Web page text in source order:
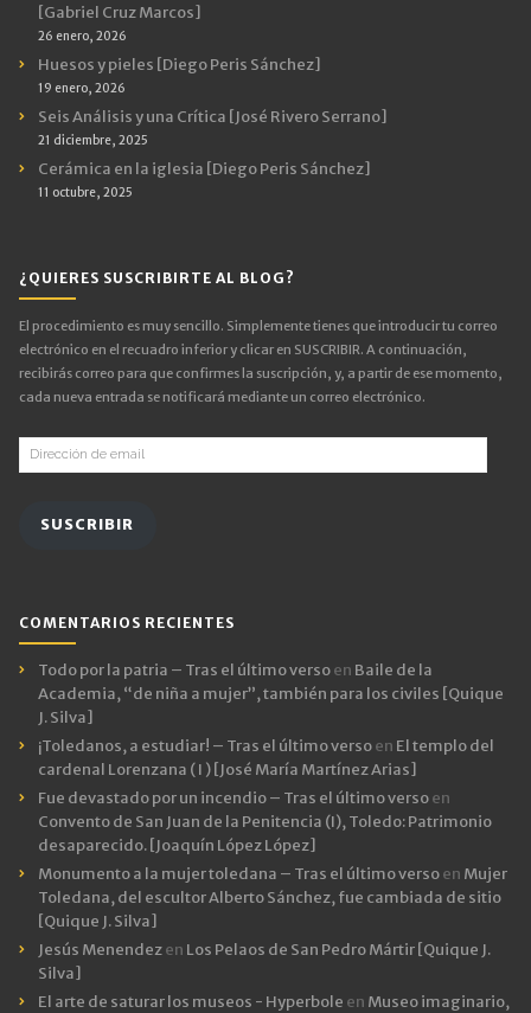
[Gabriel Cruz Marcos]
26 enero, 2026
Huesos y pieles [Diego Peris Sánchez]
19 enero, 2026
Seis Análisis y una Crítica [José Rivero Serrano]
21 diciembre, 2025
Cerámica en la iglesia [Diego Peris Sánchez]
11 octubre, 2025
¿QUIERES SUSCRIBIRTE AL BLOG?
El procedimiento es muy sencillo. Simplemente tienes que introducir tu correo
electrónico en el recuadro inferior y clicar en SUSCRIBIR. A continuación,
recibirás correo para que confirmes la suscripción, y, a partir de ese momento,
cada nueva entrada se notificará mediante un correo electrónico.
Dirección
de
SUSCRIBIR
COMENTARIOS RECIENTES
Todo por la patria – Tras el último versoen Baile de la
Academia, “de niña a mujer”, también para los civiles [Quique
J. Silva]
¡Toledanos, a estudiar! – Tras el último versoen El templo del
cardenal Lorenzana ( I ) [José María Martínez Arias]
Fue devastado por un incendio – Tras el último versoen
Convento de San Juan de la Penitencia (I), Toledo: Patrimonio
desaparecido. [Joaquín López López]
Monumento a la mujer toledana – Tras el último versoen Mujer
Toledana, del escultor Alberto Sánchez, fue cambiada de sitio
[Quique J. Silva]
Jesús Menendezen Los Pelaos de San Pedro Mártir [Quique J.
Silva]
El arte de saturar los museos - Hyperbole en Museo imaginario,